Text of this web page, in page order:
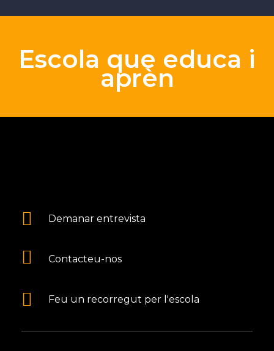
Escola que educa i
aprèn
Demanar entrevista
Contacteu-nos
Feu un recorregut per l'escola